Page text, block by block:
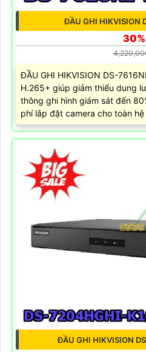
ĐẦU GHI HIKVISION
30%
ĐẦU GHI HIKVISION DS-
H.265+ giúp giảm thiểu dung
thông ghi hình giám sát đến
phí lắp đặt camera cho toàn
ĐẦU GHI HIKVISION